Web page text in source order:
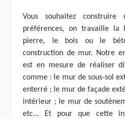
Vous souhaitez
préférences, on travaille la
pierre, le bois ou le
construction de mur. Notre
est en mesure de réaliser
comme : le mur de sous-sol
enterré ; le mur de façade
intérieur ; le mur de
etc... Et pour que cette